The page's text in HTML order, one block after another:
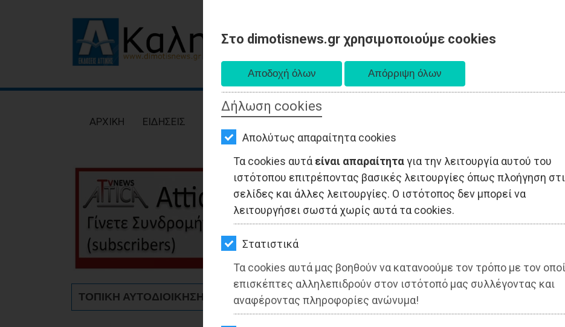
Στο dimotisnews.gr χρησιμοποιούμε cookies
Δήλωση cookies
Απολύτως απαραίτητα cookies
Τα cookies αυτά είναι απαραίτηταγια την λειτουργία αυτού του
ιστότοπου επιτρέποντας βασικές λειτουργίες όπως πλοήγηση
σελίδες και άλλες λειτουργίες. Ο ιστότοπος δεν μπορεί να
λειτουργήσει σωστά χωρίς αυτά τα cookies.
Στατιστικά
Τα cookies αυτά μας βοηθούν να κατανοούμε τον τρόπο με τον
επισκέπτες αλληλεπιδρούν στον ιστότοπό μας συλλέγοντας και
αναφέροντας πληροφορίες ανώνυμα!
ΕΙΔΗΣΕΙΣ
ΟΙΚΟΝΟΜΙΑ
ΑΘΛΗΤΙΣΜΟΣ
ΠΟΛΙΤΙΣΜΟΣ
AΡΧΙΚΗ ΕΙΔΗΣΕΙΣ
ΤΟΠΙΚΗ ΑΥΤΟΔΙΟΙΚΗΣΗ - Αττική